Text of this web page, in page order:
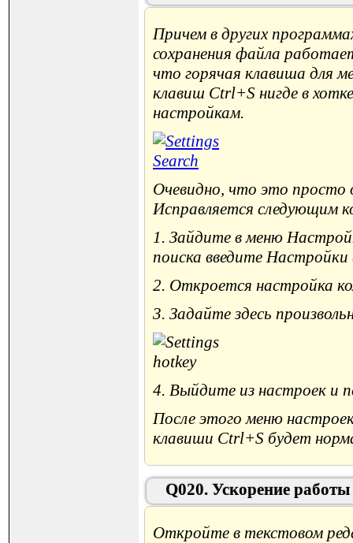
Причем в других
сохранения файла
что горячая клавиша для
клавиш Ctrl+S нигде в
настройкам.
Очевидно, что это просто
Исправляется следующим
1. Зайдите в меню
поиска введите
2. Откроется настройка
3. Задайте здесь
4. Выйдите из настроек и
После этого меню
клавиши Ctrl+S будет
Q020. Ускорение
Откройте в текстовом